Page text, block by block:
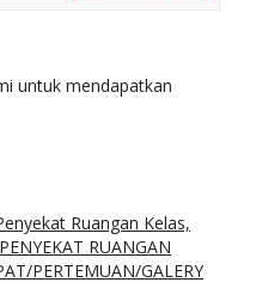
untuk mendapatkan
Ruangan Kelas,
RUANGAN
PERTEMUAN/GALERY